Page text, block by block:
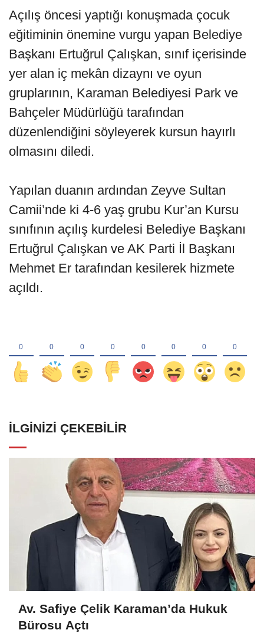
Açılış öncesi yaptığı konuşmada çocuk
eğitiminin önemine vurgu yapan Belediye
Başkanı Ertuğrul Çalışkan, sınıf içerisinde
yer alan iç mekân dizaynı ve oyun
gruplarının, Karaman Belediyesi Park ve
Bahçeler Müdürlüğü tarafından
düzenlendiğini söyleyerek kursun hayırlı
olmasını diledi.
Yapılan duanın ardından Zeyve Sultan
Camii’nde ki 4-6 yaş grubu Kur’an Kursu
sınıfının açılış kurdelesi Belediye Başkanı
Ertuğrul Çalışkan ve AK Parti İl Başkanı
Mehmet Er tarafından kesilerek hizmete
açıldı.
İLGINIZI ÇEKEBILIR
Av. Safiye Çelik Karaman’da Hukuk
Bürosu Açtı